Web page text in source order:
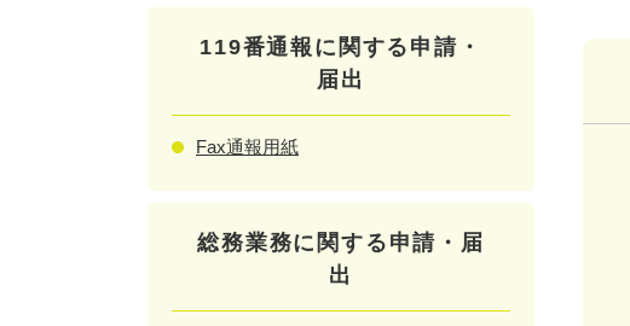
119番通報に関する申請・
届出
Fax通報用紙
総務業務に関する申請・届
出